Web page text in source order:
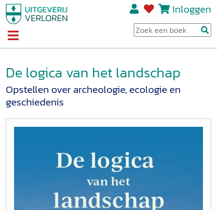
Inloggen
De logica van het landschap
Opstellen over archeologie, ecologie en
geschiedenis